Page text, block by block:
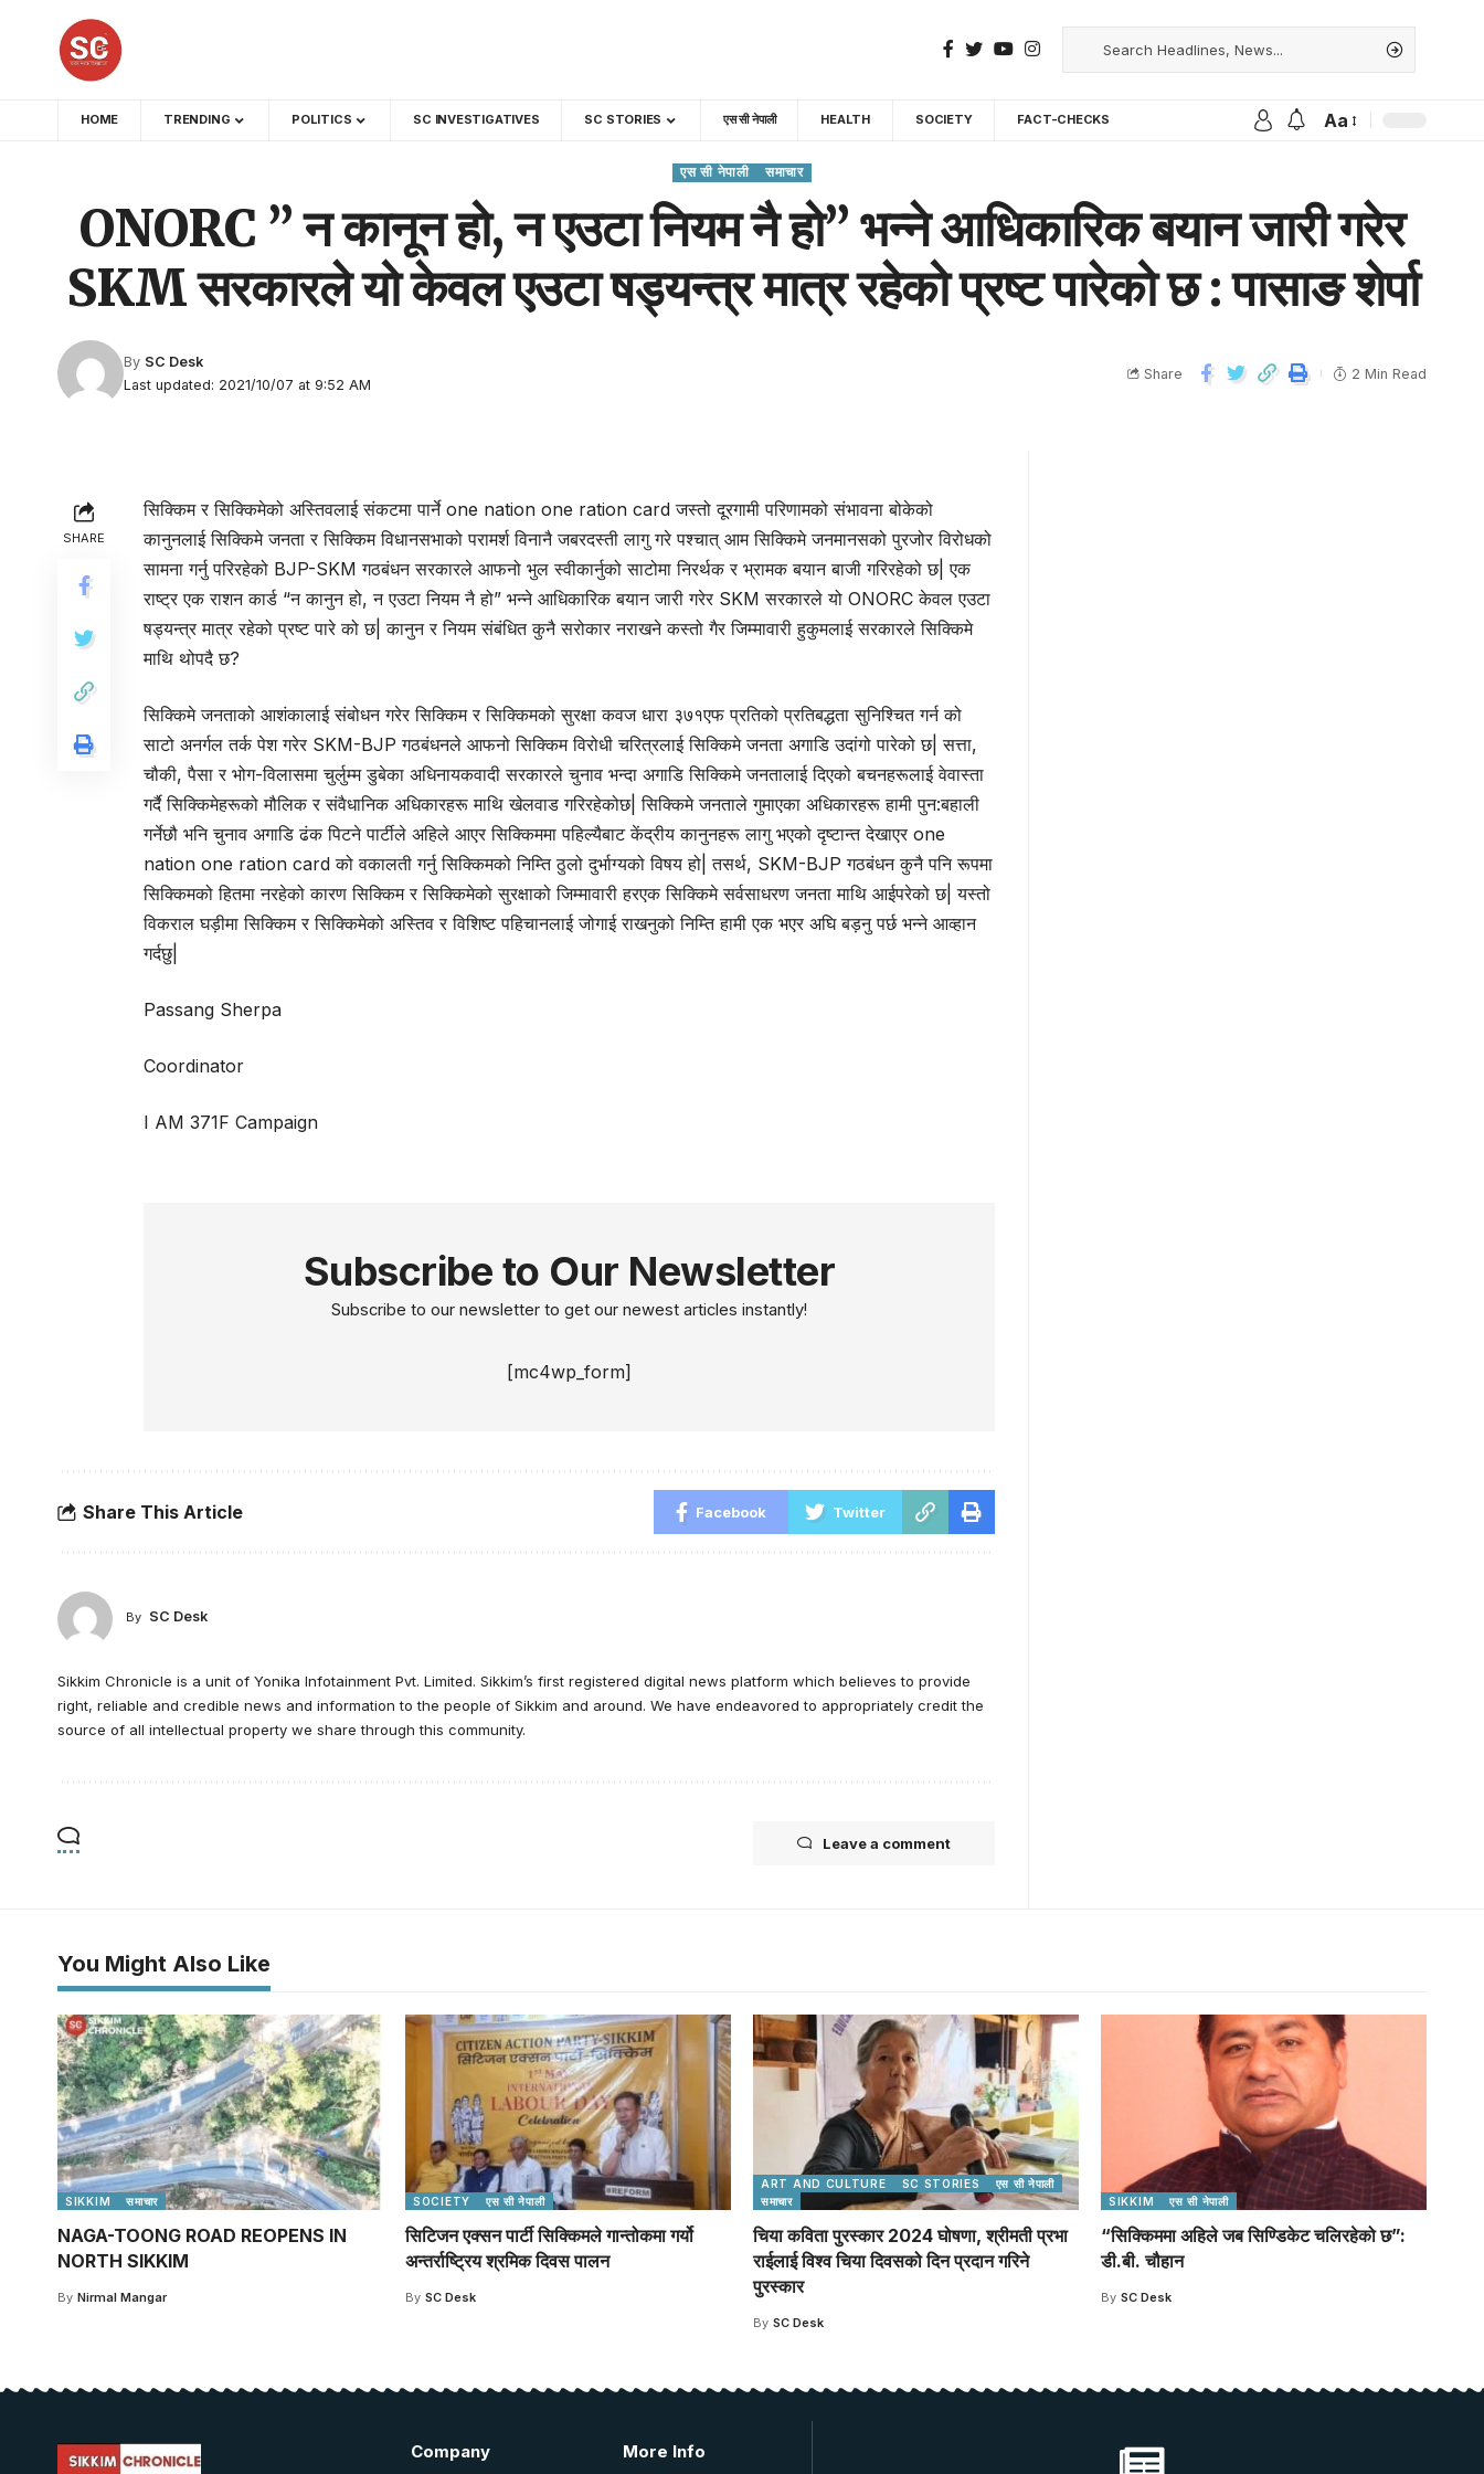
HOME TRENDING POLITICS SC INVESTIGATIVES SC STORIES एस सी नेपाली HEALTH SOCIETY FACT-CHECKS Aa
एस सी नेपाली समाचार
ONORC ” न कानून हो, न एउटा नियम नै हो” भन्ने आधिकारिक बयान जारी गरेर
SKM सरकारले यो केवल एउटा षड्यन्त्र मात्र रहेको प्रष्ट पारेको छ : पासाङ शेर्पा
Last updated: 2021/10/07 at 9:52 AM
By SC Desk
Share 2 Min Read
SHARE
सिक्किम र सिक्किमेको अस्तिवलाई संकटमा पार्ने one nation one ration card जस्तो दूरगामी परिणामको संभावना बोकेको
कानुनलाई सिक्किमे जनता र सिक्किम विधानसभाको परामर्श विनानै जबरदस्ती लागु गरे पश्चात् आम सिक्किमे जनमानसको पुरजोर विरोधको
सामना गर्नु परिरहेको BJP-SKM गठबंधन सरकारले आफनो भुल स्वीकार्नुको साटोमा निरर्थक र भ्रामक बयान बाजी गरिरहेको छ| एक
राष्ट्र एक राशन कार्ड “न कानुन हो, न एउटा नियम नै हो” भन्ने आधिकारिक बयान जारी गरेर SKM सरकारले यो ONORC केवल एउटा
षड्यन्त्र मात्र रहेको प्रष्ट पारे को छ| कानुन र नियम संबंधित कुनै सरोकार नराखने कस्तो गैर जिम्मावारी हुकुमलाई सरकारले सिक्किमे
माथि थोपदै छ?
सिक्किमे जनताको आशंकालाई संबोधन गरेर सिक्किम र सिक्किमको सुरक्षा कवज धारा ३७१एफ प्रतिको प्रतिबद्धता सुनिश्चित गर्न को
साटो अनर्गल तर्क पेश गरेर SKM-BJP गठबंधनले आफनो सिक्किम विरोधी चरित्रलाई सिक्किमे जनता अगाडि उदांगो पारेको छ| सत्ता,
चौकी, पैसा र भोग-विलासमा चुर्लुम्म डुबेका अधिनायकवादी सरकारले चुनाव भन्दा अगाडि सिक्किमे जनतालाई दिएको बचनहरूलाई वेवास्ता
गर्दै सिक्किमेहरूको मौलिक र संवैधानिक अधिकारहरू माथि खेलवाड गरिरहेकोछ| सिक्किमे जनताले गुमाएका अधिकारहरू हामी पुन:बहाली
गर्नेछौ भनि चुनाव अगाडि ढंक पिटने पार्टीले अहिले आएर सिक्किममा पहिल्यैबाट केंद्रीय कानुनहरू लागु भएको दृष्टान्त देखाएर one
nation one ration card को वकालती गर्नु सिक्किमको निम्ति ठुलो दुर्भाग्यको विषय हो| तसर्थ, SKM-BJP गठबंधन कुनै पनि रूपमा
सिक्किमको हितमा नरहेको कारण सिक्किम र सिक्किमेको सुरक्षाको जिम्मावारी हरएक सिक्किमे सर्वसाधरण जनता माथि आईपरेको छ| यस्तो
विकराल घड़ीमा सिक्किम र सिक्किमेको अस्तिव र विशिष्ट पहिचानलाई जोगाई राखनुको निम्ति हामी एक भएर अघि बड़नु पर्छ भन्ने आव्हान
गर्दछु|
Passang Sherpa
Coordinator
I AM 371F Campaign
Subscribe to Our Newsletter
Subscribe to our newsletter to get our newest articles instantly!
[mc4wp_form]
Share This Article Facebook Twitter
By SC Desk
Sikkim Chronicle is a unit of Yonika Infotainment Pvt. Limited. Sikkim’s first registered digital news platform which believes to provide
right, reliable and credible news and information to the people of Sikkim and around. We have endeavored to appropriately credit the
source of all intellectual property we share through this community.
Leave a comment
You Might Also Like
SIKKIM समाचार
NAGA-TOONG ROAD REOPENS IN
NORTH SIKKIM
By Nirmal Mangar
SOCIETY एस सी नेपाली
सिटिजन एक्सन पार्टी सिक्किमले गान्तोकमा गर्यो
अन्तर्राष्ट्रिय श्रमिक दिवस पालन
By SC Desk
ART AND CULTURE SC STORIES
एस सी नेपाली
समाचार
चिया कविता पुरस्कार 2024 घोषणा, श्रीमती प्रभा
राईलाई विश्व चिया दिवसको दिन प्रदान गरिने
पुरस्कार
By SC Desk
SIKKIM एस सी नेपाली
“सिक्किममा अहिले जब सिण्डिकेट चलिरहेको छ”:
डी.बी. चौहान
By SC Desk
Company More Info